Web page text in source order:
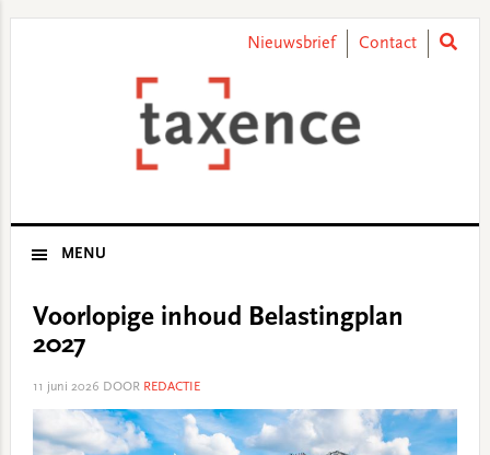
Nieuwsbrief Contact
MENU
Voorlopige inhoud Belastingplan
2027
11 juni 2026 DOOR REDACTIE